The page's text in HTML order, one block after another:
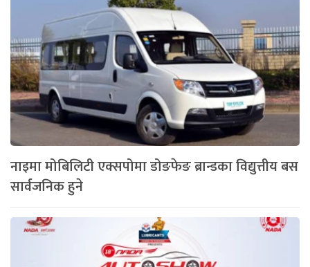
नाइमा मोबिलिटी एक्सपोमा डोङफेङ ब्रान्डका विद्युत्तीय बस
सार्वजनिक हुने